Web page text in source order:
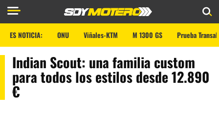
ES NOTICIA: ONU Viñales-KTM M 1300 GS Prueba
Indian Scout: una familia custom
para todos los estilos desde 12.890
€